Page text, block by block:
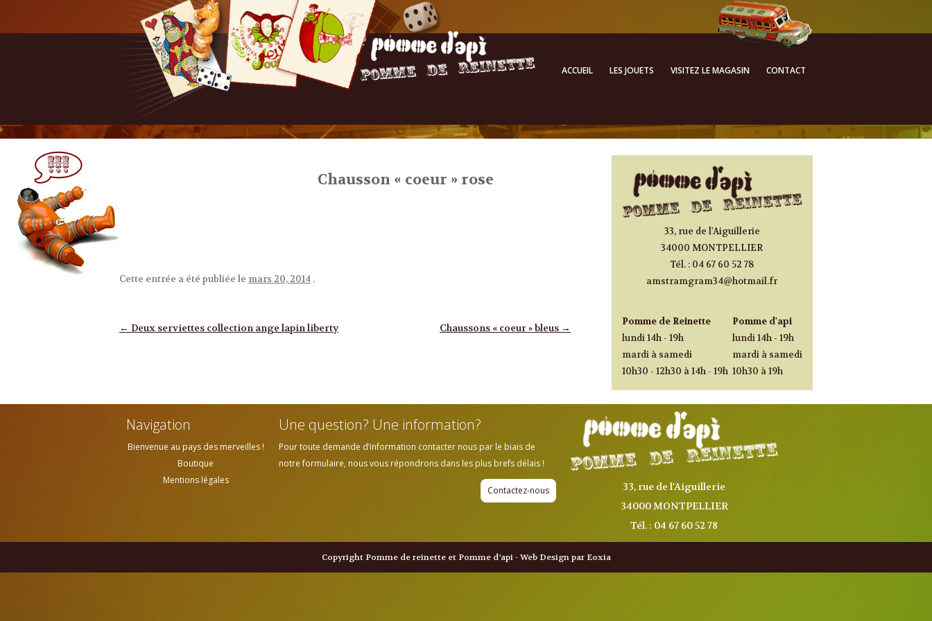
ACCUEIL LES JOUETS VISITEZ LE MAGASIN CONTACT
Chausson « coeur » rose
Cette entrée a été publiée le mars 20, 2014 .
Navigation des articles
← Deux serviettes collection ange lapin liberty Chaussons « coeur » bleus →
33, rue de l'Aiguillerie
34000 MONTPELLIER
Tél. : 04 67 60 52 78
amstramgram34@hotmail.fr
Pomme de Reinette
lundi 14h - 19h
mardi à samedi
10h30 - 12h30 à 14h - 19h
Pomme d'api
lundi 14h - 19h
mardi à samedi
10h30 à 19h
Navigation
Bienvenue au pays des merveilles !
Boutique
Mentions légales
Une question? Une information?
Pour toute demande d’information contacter nous par le biais de
notre formulaire, nous vous répondrons dans les plus brefs délais !
Contactez-nous
33, rue de l'Aiguillerie
34000 MONTPELLIER
Tél. : 04 67 60 52 78
Copyright Pomme de reinette et Pomme d’api - Web Design par Eoxia